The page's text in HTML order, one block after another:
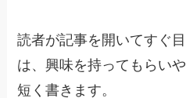
読者が記事を開いてすぐ
は、興味を持ってもらい
短く書きます。